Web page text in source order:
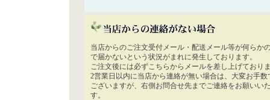
当店からのご注文受付メール・配送メール等が何らか
で届かないという状況がまれに発生しております。
ご注文後には必ずこちらからメールを差し上げており
2営業日以内に当店から連絡が無い場合は、大変お手数
ございますが、右側お問合せ先までご連絡をお願いい
す。